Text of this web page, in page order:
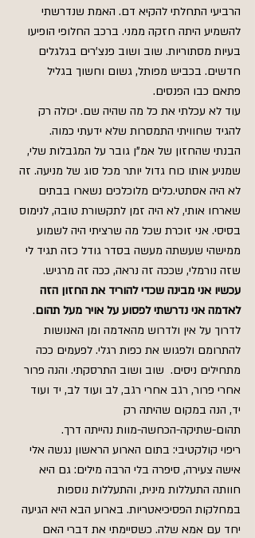
הרביעי התחלתי להקיא דם. האמת שנדרשתי
להשמיע היתה חזקה ממני. ברכב החלופי הופיעו
בעיות מסתוריות. שוב ושוב פנצ'רים בגלגלים
חדשים. בכביש מפותל, גשום וחשוך בגליל
פתאם כבו הפנסים.
עוד לא עכלתי את כל מה שהיה שם. יכולה רק
להגיד שחוויתי התמסרות שלא ידעתי כמוה.
הבנתי שהחזון של אמ"ן גובר על המגבלות שלי,
שמניע אותו כוח גדול יותר מכל סוג של מניעה. זה
לא היה אסתטי.כלים מלוכלכים נשארו בבתים
שארחו אותי, לא היה זמן לתקשורת טובה, לנימוס
בסיסי. אני זוכרת שכל מה שרציתי היה לשמוע
ממישהי שעשתה מעשה בסדר גודל כזה תגיד לי
שזה נורמלי, שככה זה נראה, ככה זה מרגיש.
עכשיו אני מבינה שכדי להוריד את החזון הזה
לאדמה אני נדרשתי לפסוע על אויר מעל תהום.
לדרוך על אין ולדרוש מהאדמה ומן האנושות
להתרומם ולפגוש את כפות רגלי. לפעמים ככה
מתחילים ניסים.  שוב ושוב התרסקתי. והנה פרור
אחרי פרור, רגב אחרי רגב, לב ועוד לב, יד ועוד
יד, הנה במקום שהיתה רק
תהום-שתיקה-הכחשה-מוות נהייתה דרך.
ריפוי קולקטיבי: בתום הארוע הראשון נגשה אלי
אישה צעירה, סיפרה בלי הרבה מילים: גם היא
חוותה התעללות מינית, והתעללות נוספות
במחלקות הפסיכיאטריות. בארוע הבא היא הגיעה
יחד עם אמא שלה. כשסיימתי את דברי האם